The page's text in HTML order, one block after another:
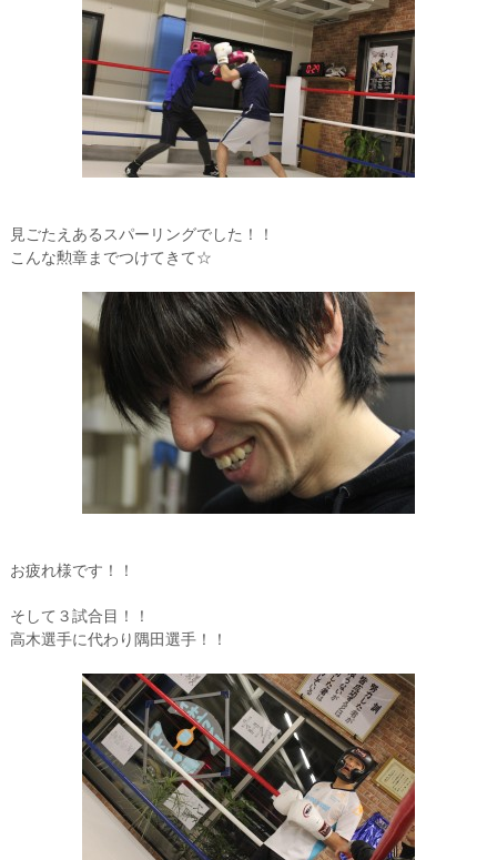
見ごたえあるスパーリングでした！！
こんな勲章までつけてきて☆
お疲れ様です！！
そして３試合目！！
高木選手に代わり隅田選手！！